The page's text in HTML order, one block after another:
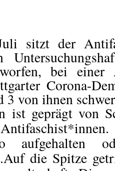
aufgehalten
die Spitze
bei Jo mit
von
Besuche
des
erteilt.“